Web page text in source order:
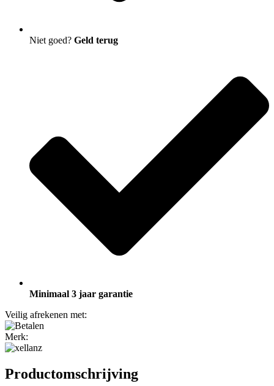
Niet goed? Geld terug
Minimaal 3 jaar garantie
Veilig afrekenen met:
Merk:
Productomschrijving